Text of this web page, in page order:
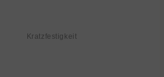
Kratzfestigkeit